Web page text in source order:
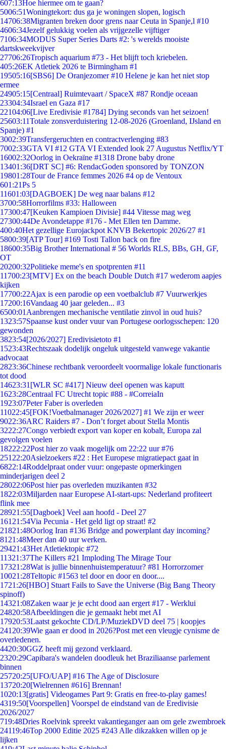
607:13Hoe hiermee om te gaan?
5006:51Woningtekort: dus ga je woningen slopen, logisch
14706:38Migranten breken door grens naar Ceuta in Spanje,l #10
4606:34Jezelf gelukkig voelen als vrijgezelle vijftiger
7106:34MODUS Super Series Darts #2: 's werelds mooiste
dartskweekvijver
27706:26Tropisch aquarium #73 - Het blijft toch kriebelen.
405:26EK Atletiek 2026 te Birmingham #1
19505:16[SBS6] De Oranjezomer #10 Helene je kan het niet stop
ermee
24905:15[Centraal] Ruimtevaart / SpaceX #87 Rondje oceaan
23304:34Israel en Gaza #17
22104:06[Live Eredivisie #1784] Dying seconds van het seizoen!
25603:11Totale zonsverduistering 12-08-2026 (Groenland, IJsland en
Spanje) #1
3002:39Transfergeruchten en contractverlenging #83
7002:33GTA VI #12 GTA VI Extended look 27 Augustus Netflix/YT
16002:32Oorlog in Oekraïne #1318 Drone baby drone
13401:36[DRT SC] #6: RendacGoden sponsored by TONZON
19801:28Tour de France femmes 2026 #4 op de Ventoux
601:21Ps 5
11601:03[DAGBOEK] De weg naar balans #12
3700:58Horrorfilms #33: Halloween
17300:47[Keuken Kampioen Divisie] #44 Vitesse mag weg
27300:44De Avondetappe #176 - Met Ellen ten Damme.
400:40Het gezellige Eurojackpot KNVB Bekertopic 2026/27 #1
5800:39[ATP Tour] #169 Tosti Tallon back on fire
18600:35Big Brother International # 56 Worlds RLS, BBs, GH, GF,
OT
20200:32Politieke meme's en spotprenten #11
11700:23[MTV] Ex on the beach Double Dutch #17 wederom aapjes
kijken
17700:22Ajax is een parodie op een voetbalclub #7 Vuurwerkjes
17200:16Vandaag 40 jaar geleden... #3
6500:01 Aanbrengen mechanische ventilatie zinvol in oud huis?
1323:57Spaanse kust onder vuur van Portugese oorlogsschepen: 120
gewonden
3823:54[2026/2027] Eredivisietoto #1
1523:43Rechtszaak dodelijk ongeluk uitgesteld vanwege vakantie
advocaat
2823:36Chinese rechtbank veroordeelt voormalige lokale functionaris
tot dood
14623:31 [WLR SC #417] Nieuw deel openen was kaputt
1623:28Centraal FC Utrecht topic #88 - #CorreiaIn
1923:07Peter Faber is overleden
11022:45[FOK!Voetbalmanager 2026/2027] #1 We zijn er weer
9022:36ARC Raiders #7 - Don’t forget about Stella Montis
3222:27Congo verbiedt export van koper en kobalt, Europa zal
gevolgen voelen
18222:22Post hier zo vaak mogelijk om 22:22 uur #76
251 22:20Asielzoekers #22 : Het Europese migratiepact gaat in
6822:14Roddelpraat onder vuur: ongepaste opmerkingen
minderjarigen deel 2
28022:06Post hier pas overleden muzikanten #32
1822:03Miljarden naar Europese AI-start-ups: Nederland profiteert
flink mee
28921:55[Dagboek] Veel aan hoofd - Deel 27
161 21:54Via Pecunia - Het geld ligt op straat! #2
21821:48Oorlog Iran #136 Bridge and powerplant day incoming?
81 21:48Meer dan 40 uur werken.
29421:43Het Atletiektopic #72
11321:37The Killers #21 Imploding The Mirage Tour
17321:28Wat is jullie binnenhuistemperatuur? #81 Horrorzomer
10021:28Teltopic #1563 tel door en door en door....
1721:26[HBO] Stuart Fails to Save the Universe (Big Bang Theory
spinoff)
14321:08Zaken waar je je echt dood aan ergert #17 - Werklui
24820:58Afbeeldingen die je gemaakt hebt met AI
17920:53Laatst gekochte CD/LP/MuziekDVD deel 75 | koopjes
241 20:39Wie gaan er dood in 2026?Post met een vleugje cynisme de
overledenen.
4420:30GGZ heeft mij gezond verklaard.
2320:29Capibara's wandelen doodleuk het Braziliaanse parlement
binnen
25720:25[UFO/UAP] #16 The Age of Disclosure
13720:20[Wielrennen #616] Brennan!
1020:13[gratis] Videogames Part 9: Gratis en free-to-play games!
4319:50[Voorspellen] Voorspel de eindstand van de Eredivisie
2026/2027
719:48Dries Roelvink spreekt vakantieganger aan om gele zwembroek
24119:46Top 2000 Editie 2025 #243 Alle dikzakken willen op je
lijken